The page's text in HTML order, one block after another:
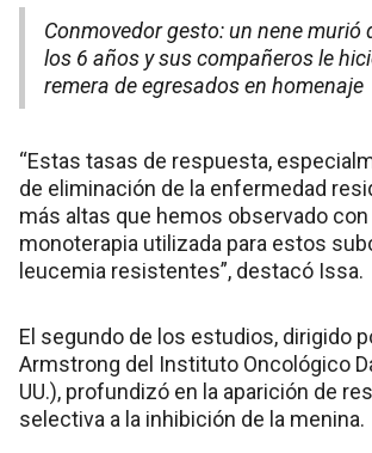
Conmovedor gesto: un nene murió
los 6 años y sus compañeros le
remera de egresados en homenaje
“Estas tasas de respuesta,
de eliminación de la enfermedad
más altas que hemos observado
monoterapia utilizada para estos
leucemia resistentes”, destacó Issa.
El segundo de los estudios, dirigido
Armstrong del Instituto Oncológico
UU.), profundizó en la aparición de
selectiva a la inhibición de la menina.